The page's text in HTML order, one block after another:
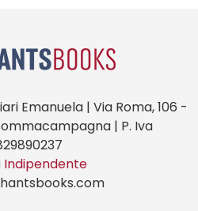
Emanuela | Via Roma, 106 -
| P. Iva
Indipendente